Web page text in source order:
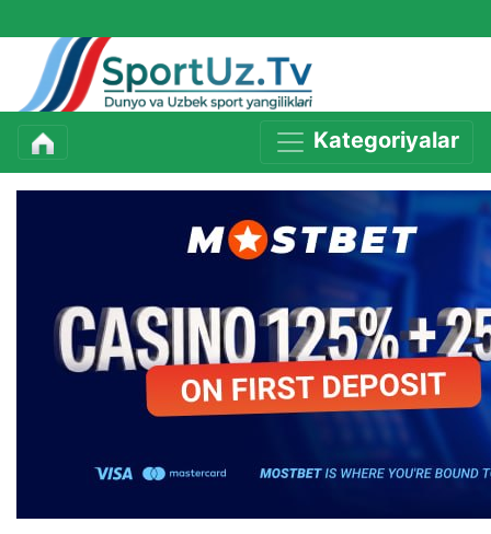
Kategoriyalar